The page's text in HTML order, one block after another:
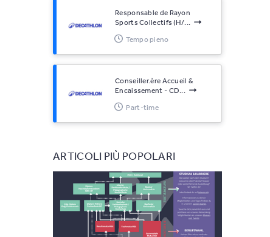
Responsable de Rayon
Sports Collectifs (H/...
Tempo pieno
Conseiller.ère Accueil &
Encaissement - CD...
Part-time
ARTICOLI PIÙ POPOLARI